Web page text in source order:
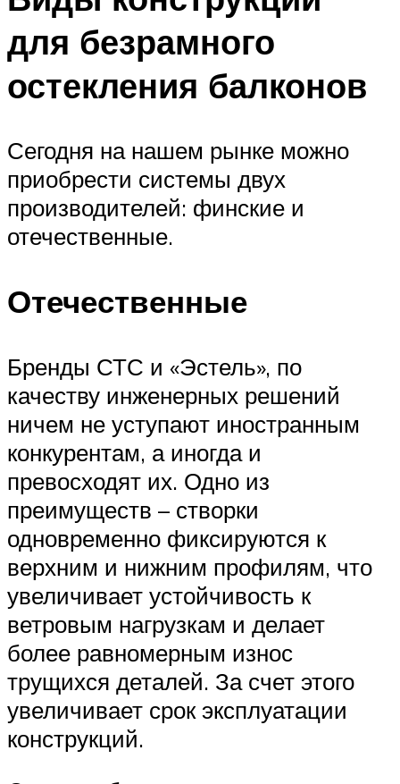
для безрамного
остекления балконов
Сегодня на нашем рынке можно
приобрести системы двух
производителей: финские и
отечественные.
Отечественные
Бренды СТС и «Эстель», по
качеству инженерных решений
ничем не уступают иностранным
конкурентам, а иногда и
превосходят их. Одно из
преимуществ – створки
одновременно фиксируются к
верхним и нижним профилям, что
увеличивает устойчивость к
ветровым нагрузкам и делает
более равномерным износ
трущихся деталей. За счет этого
увеличивает срок эксплуатации
конструкций.